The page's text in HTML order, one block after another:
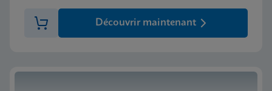
Découvrir maintenant